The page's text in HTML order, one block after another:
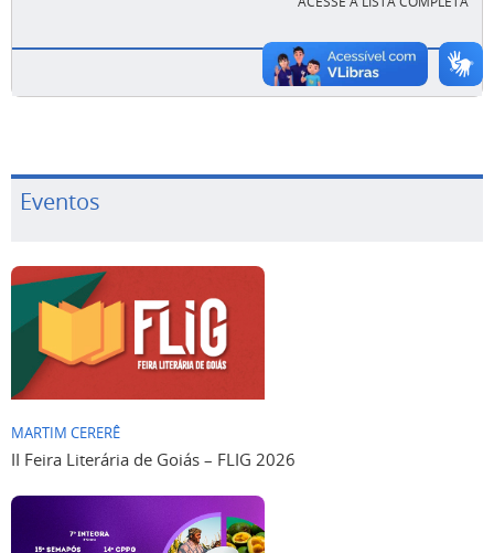
Eventos
MARTIM CERERÊ
II Feira Literária de Goiás – FLIG 2026